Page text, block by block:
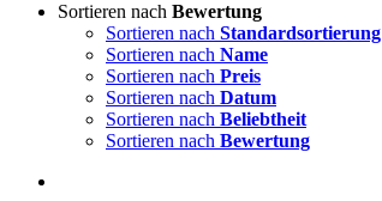
Sortieren nach Bewertung
Sortieren nach Standardsortierung
Sortieren nach Name
Sortieren nach Preis
Sortieren nach Datum
Sortieren nach Beliebtheit
Sortieren nach Bewertung